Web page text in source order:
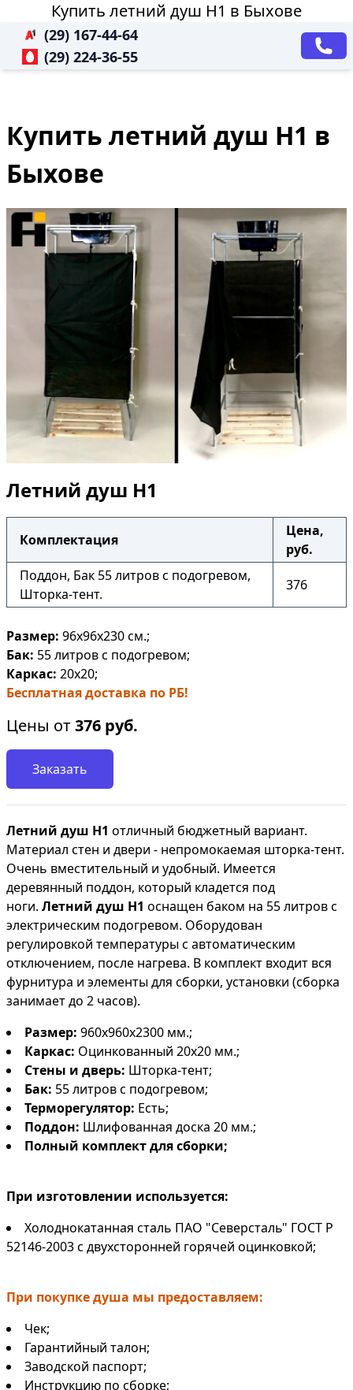
Купить летний душ Н1 в Быхове
(29) 167-44-64
(29) 224-36-55
Купить летний душ Н1 в
Быхове
Летний душ Н1
Комплектация
Цена,
руб.
Поддон, Бак 55 литров с подогревом,
Шторка-тент.
376
Размер: 96х96х230см.;
Бак: 55 литровс подогревом;
Каркас: 20х20;
Бесплатная доставка по РБ!
Цены от376 руб.
Заказать
Летний душ Н1 отличный бюджетный вариант.
Материал стен и двери - непромокаемая шторка-тент.
Очень вместительный и удобный. Имеется
деревянный поддон, который кладется под
ноги. Летний душ Н1 оснащен баком на 55 литров с
электрическим подогревом. Оборудован
регулировкой температуры с автоматическим
отключением, после нагрева. В комплект входит вся
фурнитура и элементы для сборки, установки (сборка
занимает до 2 часов).
Размер: 960х960х2300 мм.;
Каркас: Оцинкованный 20х20 мм.;
Стены и дверь: Шторка-тент;
Бак: 55 литровс подогревом;
Терморегулятор: Есть;
Поддон: Шлифованная доска 20 мм.;
Полный комплект для сборки;
При изготовлении используется:
Холоднокатанная сталь ПАО "Северсталь" ГОСТ Р
52146-2003 с двухсторонней горячей оцинковкой;
При покупке душа мы предоставляем:
Чек;
Гарантийный талон;
Заводской паспорт;
Инструкцию по сборке;